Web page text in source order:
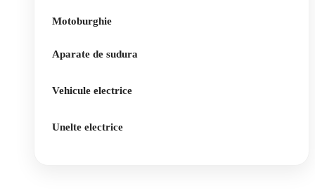
Motoburghie
Aparate de sudura
Vehicule electrice
Unelte electrice